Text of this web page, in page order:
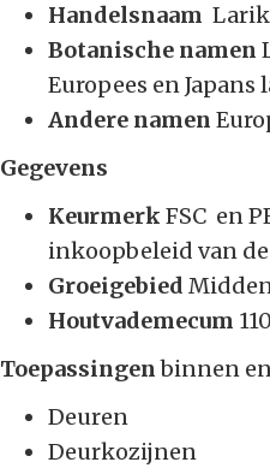
Handelsnaam
Botanische namen
Europees en Japans
Andere namen
Gegevens
Keurmerk FSC en
inkoopbeleid van
Groeigebied
Houtvademecum 110
Toepassingenbinnen
Deuren
Deurkozijnen